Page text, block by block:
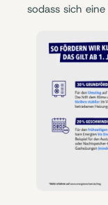
sodass sich eine